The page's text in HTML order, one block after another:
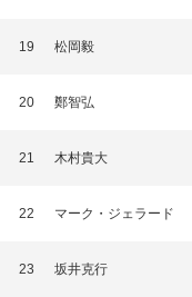
19 松岡毅
20 鄭智弘
21 木村貴大
22 マーク・ジェラード
23 坂井克行